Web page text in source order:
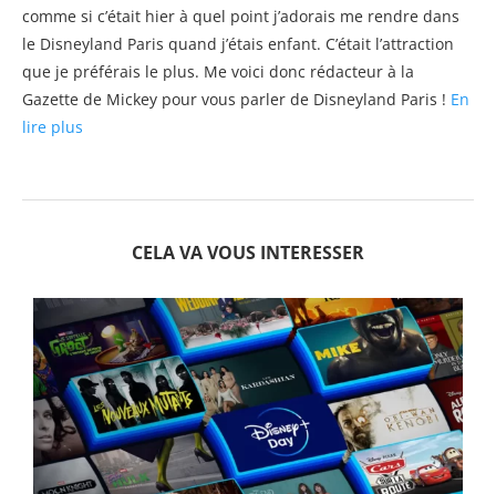
comme si c’était hier à quel point j’adorais me rendre dans
le Disneyland Paris quand j’étais enfant. C’était l’attraction
que je préférais le plus. Me voici donc rédacteur à la
Gazette de Mickey pour vous parler de Disneyland Paris ! En
lire plus
CELA VA VOUS INTERESSER